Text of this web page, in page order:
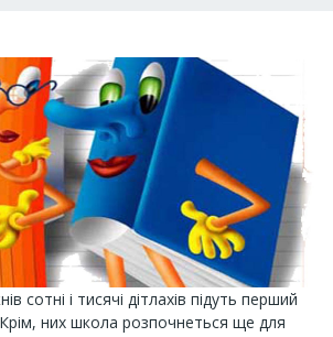
сотні і тисячі дітлахів підуть перший
них школа розпочнеться ще для